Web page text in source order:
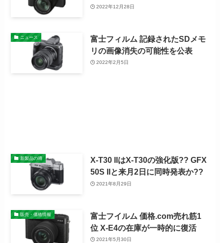
2022年12月28日
ニュース
富士フィルム 記録されたSDメモ
リの画像消失の可能性を公表
2022年2月5日
新製品の噂
X-T30 IIはX-T30の強化版?? GFX
50S IIと来月2日に同時発表か??
2021年8月29日
販売・価格情報
富士フイルム 価格.com売れ筋1
位 X-E4の在庫が一時的に復活
2021年5月30日